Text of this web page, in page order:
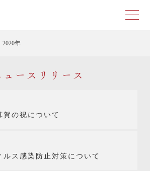
2020年
賀の祝について
ルス感染防止対策について